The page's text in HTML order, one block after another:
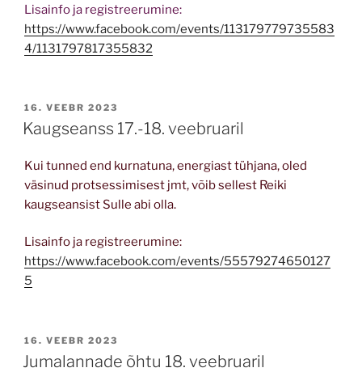
Lisainfo ja registreerumine:
https://www.facebook.com/events/113179779735583
4/1131797817355832
POSTED
ON
16. VEEBR 2023
Kaugseanss 17.-18. veebruaril
Kui tunned end kurnatuna, energiast tühjana, oled
väsinud protsessimisest jmt, võib sellest Reiki
kaugseansist Sulle abi olla.
Lisainfo ja registreerumine:
https://www.facebook.com/events/55579274650127
5
POSTED
ON
16. VEEBR 2023
Jumalannade õhtu 18. veebruaril